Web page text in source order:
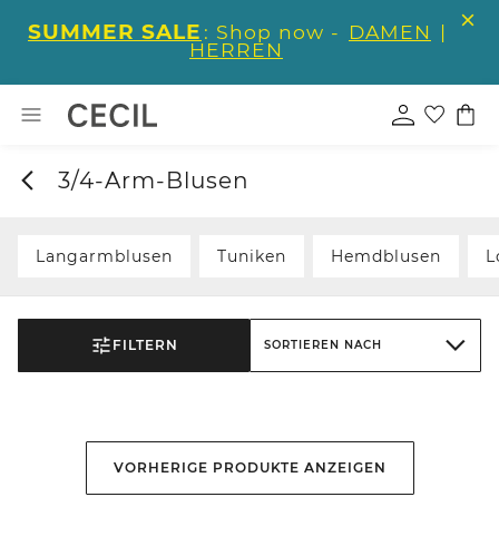
SUMMER SALE : Shop now - DAMEN |
HERREN
3/4-Arm-Blusen
Langarmblusen Tuniken Hemdblusen
FILTERN SORTIEREN NACH
VORHERIGE PRODUKTE ANZEIGEN